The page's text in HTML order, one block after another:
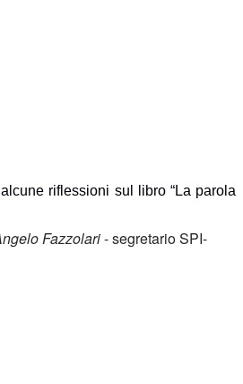
alcune riflessioni sul libro “La parola
Fazzolari - segretario SPI-